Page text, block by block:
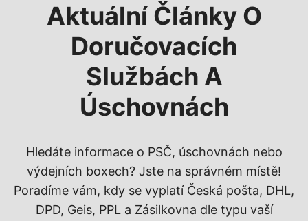
Aktuální Články O
Doručovacích
Službách A
Úschovnách
Hledáte informace o PSČ, úschovnách nebo
výdejních boxech? Jste na správném místě!
Poradíme vám, kdy se vyplatí Česká pošta, DHL,
DPD, Geis, PPL a Zásilkovna dle typu vaší